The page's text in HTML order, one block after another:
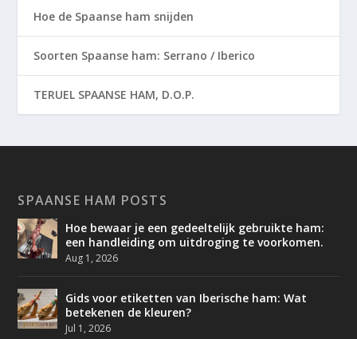
Hoe de Spaanse ham snijden
Soorten Spaanse ham: Serrano / Iberico
TERUEL SPAANSE HAM, D.O.P.
SPAANSE HAM POSTS
Hoe bewaar je een gedeeltelijk gebruikte ham:
een handleiding om uitdroging te voorkomen.
Aug 1, 2026
Gids voor etiketten van Iberische ham: Wat
betekenen de kleuren?
Jul 1, 2026